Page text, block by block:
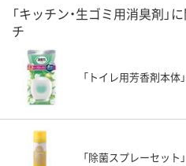
「キッチン・生ゴミ用消臭剤
チ
「トイレ用芳香剤本体
「除菌スプレーセット